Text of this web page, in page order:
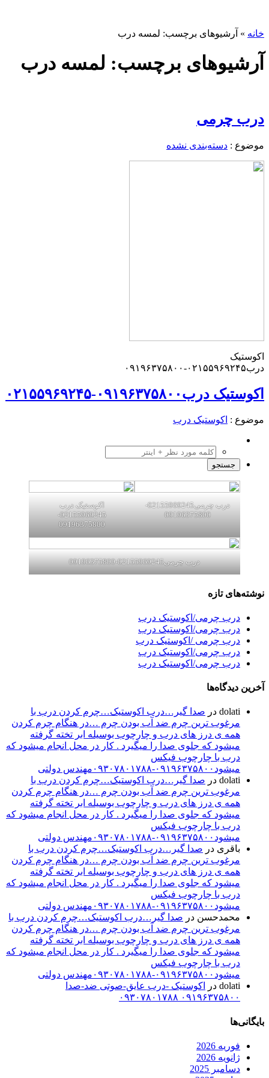
خانه » آرشیوهای برچسب: لمسه درب
آرشیوهای برچسب: لمسه درب
درب چرمی
موضوع : دسته‌بندی نشده
اکوستیک
درب۰۲۱۵۵۹۶۹۲۴۵-۰۹۱۹۶۳۷۵۸۰۰
اکوستیک درب۰۹۱۹۶۳۷۵۸۰۰-۰۲۱۵۵۹۶۹۲۴۵
موضوع : اکوستیک درب
درب چرمی02155969245-
09196375800
اکوستیک درب
02155969245-
09196375800
درب چرمی02155969245-09196375800
نوشته‌های تازه
درب چرمی/اکوستیک درب
درب چرمی/اکوستیک درب
درب چرمی /اکوستیک درب
درب چرمی/اکوستیک درب
درب چرمی/اکوستیک درب
آخرین دیدگاه‌ها
dolati در صدا گیر…درب اکوستیک…چرم کردن درب با
مرغوب ترین چرم ضد آب بودن چرم …در هنگام چرم کردن
همه ی درز های درب و چارچوب بوسیله ابر تخته گرفته
میشود که جلوی صدا را میگیرد . کار در محل انجام میشود که
درب با چارچوب فیکس
میشود۰۹۱۹۶۳۷۵۸۰۰-۰۹۳۰۷۸۰۱۷۸۸مهندس دولتی
dolati در صدا گیر…درب اکوستیک…چرم کردن درب با
مرغوب ترین چرم ضد آب بودن چرم …در هنگام چرم کردن
همه ی درز های درب و چارچوب بوسیله ابر تخته گرفته
میشود که جلوی صدا را میگیرد . کار در محل انجام میشود که
درب با چارچوب فیکس
میشود۰۹۱۹۶۳۷۵۸۰۰-۰۹۳۰۷۸۰۱۷۸۸مهندس دولتی
باقری در صدا گیر…درب اکوستیک…چرم کردن درب با
مرغوب ترین چرم ضد آب بودن چرم …در هنگام چرم کردن
همه ی درز های درب و چارچوب بوسیله ابر تخته گرفته
میشود که جلوی صدا را میگیرد . کار در محل انجام میشود که
درب با چارچوب فیکس
میشود۰۹۱۹۶۳۷۵۸۰۰-۰۹۳۰۷۸۰۱۷۸۸مهندس دولتی
محمدحسن در صدا گیر…درب اکوستیک…چرم کردن درب با
مرغوب ترین چرم ضد آب بودن چرم …در هنگام چرم کردن
همه ی درز های درب و چارچوب بوسیله ابر تخته گرفته
میشود که جلوی صدا را میگیرد . کار در محل انجام میشود که
درب با چارچوب فیکس
میشود۰۹۱۹۶۳۷۵۸۰۰-۰۹۳۰۷۸۰۱۷۸۸مهندس دولتی
dolati در
اکوستیک -درب عایق-صوتی ضد-صدا
۰۹۱۹۶۳۷۵۸۰۰ ۰۹۳۰۷۸۰۱۷۸۸
بایگانی‌ها
فوریه 2026
ژانویه 2026
دسامبر 2025